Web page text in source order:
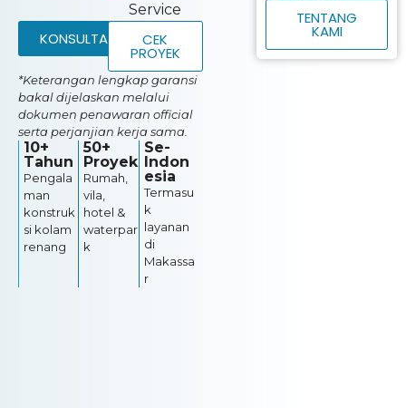
Service
KONSULTASI CEK
PROYEK
*Keterangan lengkap garansi
bakal dijelaskan melalui
dokumen penawaran official
serta perjanjian kerja sama.
10+
Tahun
Pengala
man
konstruk
si kolam
renang
50+
Proyek
Rumah,
vila,
hotel &
waterpar
k
Se-
Indon
esia
Termasu
k
layanan
di
Makassa
r
TENTANG
KAMI